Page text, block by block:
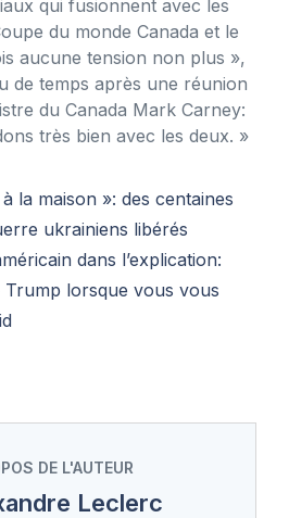
qui fusionnent avec les
du monde Canada et le
aucune tension non plus »,
de temps après une réunion
du Canada Mark Carney:
très bien avec les deux. »
la maison »: des centaines
ukrainiens libérés
dans l’explication:
lorsque vous vous
DE L'AUTEUR
Leclerc